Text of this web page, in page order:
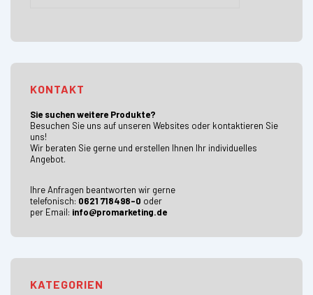
KONTAKT
Sie suchen weitere Produkte?
Besuchen Sie uns auf unseren Websites oder kontaktieren Sie
uns!
Wir beraten Sie gerne und erstellen Ihnen Ihr individuelles
Angebot.
Ihre Anfragen beantworten wir gerne
telefonisch: 0621 718498-0 oder
per Email: info@promarketing.de
KATEGORIEN